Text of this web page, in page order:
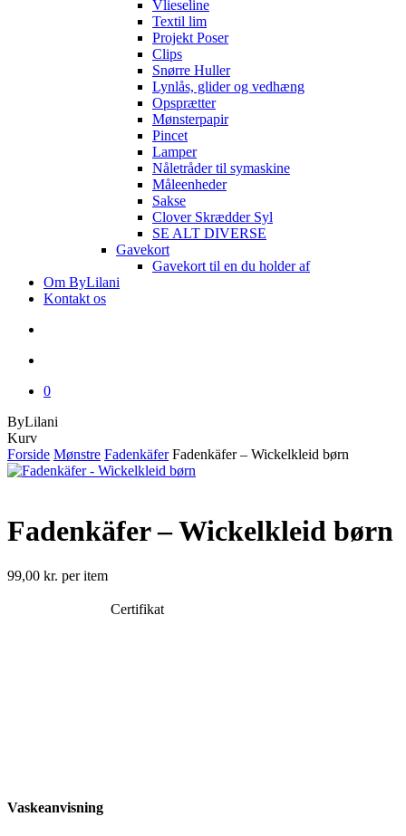
Vlieseline
Textil lim
Projekt Poser
Clips
Snørre Huller
Lynlås, glider og vedhæng
Opsprætter
Mønsterpapir
Pincet
Lamper
Nåletråder til symaskine
Måleenheder
Sakse
Clover Skrædder Syl
SE ALT DIVERSE
Gavekort
Gavekort til en du holder af
Om ByLilani
Kontakt os
0
ByLilani
KurvClose
Cart
Forside Mønstre Fadenkäfer Fadenkäfer – Wickelkleid børn
Fadenkäfer – Wickelkleid børn
99,00 kr. per item
Certifikat
Vaskeanvisning